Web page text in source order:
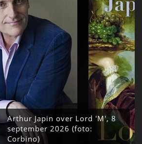
Arthur Japin over Lord 'M', 8
september 2026 (foto:
Corbino)